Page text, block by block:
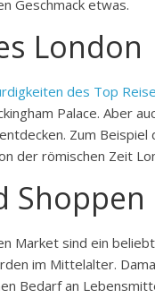
Geschmack etwas.
London
des Top
Palace. Aber
Zum
der römischen Zeit
Market sind ein
im Mittelalter.
Bedarf an